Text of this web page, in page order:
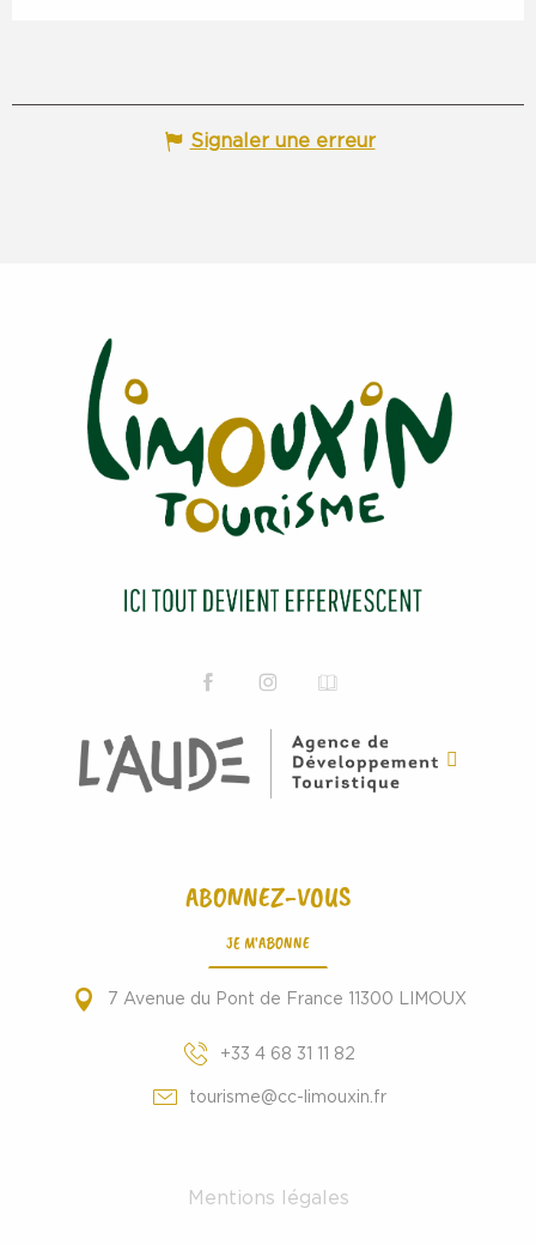
Signaler une erreur
ABONNEZ-VOUS
JE M'ABONNE
7 Avenue du Pont de France 11300 LIMOUX
+33 4 68 31 11 82
tourisme@cc-limouxin.fr
Mentions légales